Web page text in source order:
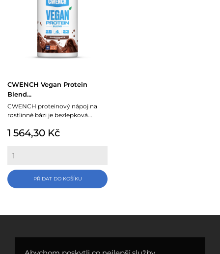
CWENCH Vegan Protein
Blend...
CWENCH proteinový nápoj na
rostlinné bázi je bezlepková...
Cena
1 564,30 Kč
PŘIDAT DO KOŠÍKU